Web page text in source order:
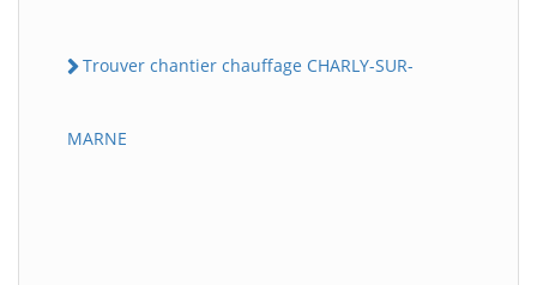
Trouver chantier chauffage CHARLY-SUR-
MARNE